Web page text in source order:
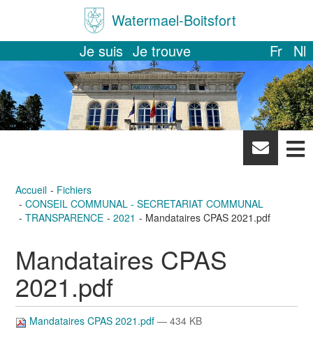
Watermael-Boitsfort
Je suis Je trouve Fr Nl
News
Accueil
Fichiers
CONSEIL COMMUNAL - SECRETARIAT COMMUNAL
TRANSPARENCE
2021 Mandataires CPAS 2021.pdf
Mandataires CPAS
2021.pdf
Mandataires CPAS 2021.pdf— 434 KB